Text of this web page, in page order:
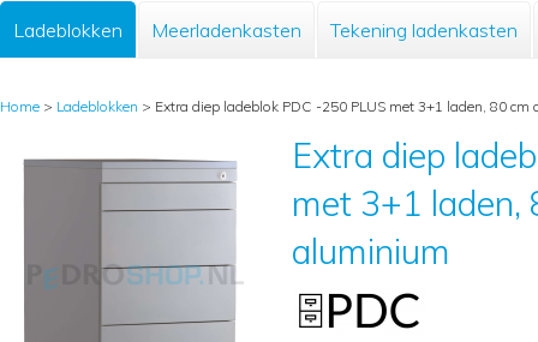
Ladeblokken Meerladenkasten Tekening ladenkasten
Home > Ladeblokken > Extra diep ladeblok PDC -250 PLUS met 3+1 laden, 80
Extra diep
met 3+1 laden,
aluminium